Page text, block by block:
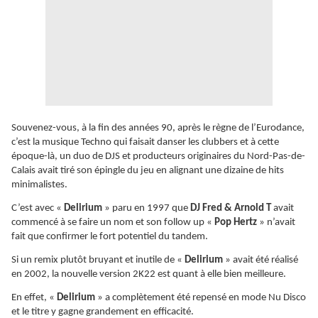
Souvenez-vous, à la fin des années 90, après le règne de l’Eurodance,
c’est la musique Techno qui faisait danser les clubbers et à cette
époque-là, un duo de DJS et producteurs originaires du Nord-Pas-de-
Calais avait tiré son épingle du jeu en alignant une dizaine de hits
minimalistes.
C’est avec « Delirium » paru en 1997 que DJ Fred & Arnold T avait
commencé à se faire un nom et son follow up « Pop Hertz » n’avait
fait que confirmer le fort potentiel du tandem.
Si un remix plutôt bruyant et inutile de « Delirium » avait été réalisé
en 2002, la nouvelle version 2K22 est quant à elle bien meilleure.
En effet, « Delirium » a complètement été repensé en mode Nu Disco
et le titre y gagne grandement en efficacité.